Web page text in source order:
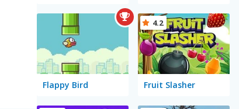
Flappy Bird Fruit Slasher
4.2